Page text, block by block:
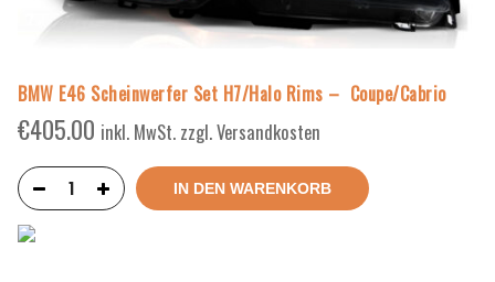
BMW E46 Scheinwerfer Set H7/Halo Rims – Coupe/Cabrio
€405.00 inkl. MwSt. zzgl. Versandkosten
IN DEN WARENKORB